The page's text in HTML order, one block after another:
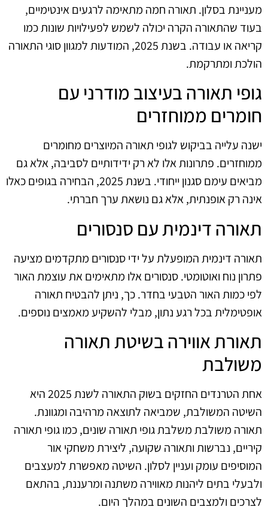
מעניינת בסלון. תאורה חמה מתאימה לרגעים אינטימיים,
בעוד שהתאורה הקרה יכולה לשמש לפעילויות שונות כמו
קריאה או עבודה. בשנת 2025, המודעות למגוון סוגי התאורה
הולכת ומתרקמת.
גופי תאורה בעיצוב מודרני עם
חומרים ממוחזרים
ישנה עלייה בביקוש לגופי תאורה המיוצרים מחומרים
ממוחזרים. פתרונות אלו לא רק ידידותיים לסביבה, אלא גם
מביאים עימם סגנון ייחודי. בשנת 2025, הבחירה בגופים כאלו
אינה רק אופנתית, אלא גם נושאת ערך חברתי.
תאורה דינמית עם סנסורים
תאורה דינמית המופעלת על ידי סנסורים מתקדמים מציעה
פתרון נוח ואוטומטי. סנסורים אלו מתאימים את עוצמת האור
לפי כמות האור הטבעי בחדר. כך, ניתן להבטיח תאורה
אופטימלית בכל רגע נתון, מבלי להשקיע מאמצים נוספים.
תאורת אווירה בשיטת תאורה
משולבת
אחת הטרנדים החזקים בשוק התאורה לשנת 2025 היא
השיטה המשולבת, שמביאה לתוצאה מרהיבה ומגוונת.
תאורה משולבת משלבת גופי תאורה שונים, כמו גופי תאורה
קיריים, נברשות ותאורה שקועה, ליצירת משחקי אור
המוסיפים עומק ועניין לסלון. השיטה מאפשרת למעצבים
ולבעלי בתים ליהנות מאווירה משתנה ומרעננת, בהתאם
לצרכים ולמצבים השונים במהלך היום.